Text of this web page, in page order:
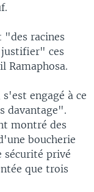
racines
ces
Ramaphosa.
engagé à ce
davantage".
montré des
boucherie
sécurité privé
que trois